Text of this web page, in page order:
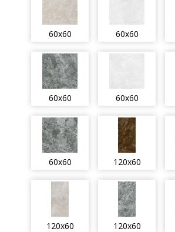
60x60 60x60
60x60 60x60
60x60 120x60
120x60 120x60